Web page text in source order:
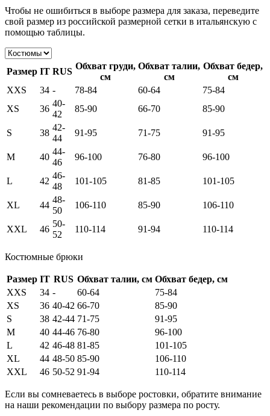
Чтобы не ошибиться в выборе размера для заказа, переведите
свой размер из российской размерной сетки в итальянскую с
помощью таблицы.
Размер IT RUS
Обхват груди,
см
Обхват талии,
см
Обхват бедер,
см
XXS
34 - 78-84 60-64
75-84
XS
36
40-
42
85-90 66-70 85-90
S 38
42-
44
91-95 71-75 91-95
M 40
44-
46
96-100 76-80 96-100
L 42
46-
48
101-105 81-85 101-105
XL 44
48-
50
106-110 85-90 106-110
XXL 46
50-
52
110-114 91-94 110-114
Костюмные брюки
Размер IT RUS Обхват талии, см Обхват бедер, см
XXS
34 - 60-64
75-84
XS
36 40-42 66-70
85-90
S
38 42-44 71-75
91-95
M
40 44-46 76-80
96-100
L
42 46-48 81-85
101-105
XL
44 48-50 85-90
106-110
XXL
46 50-52 91-94 110-114
Если вы сомневаетесь в выборе ростовки, обратите внимание
на наши рекомендации по выбору размера по росту.